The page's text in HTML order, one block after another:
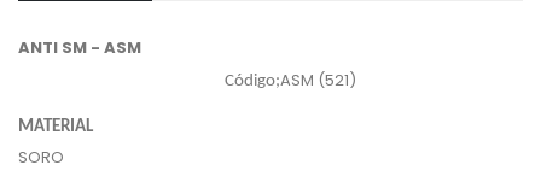
ANTI SM - ASM
Código;ASM (521)
MATERIAL
SORO